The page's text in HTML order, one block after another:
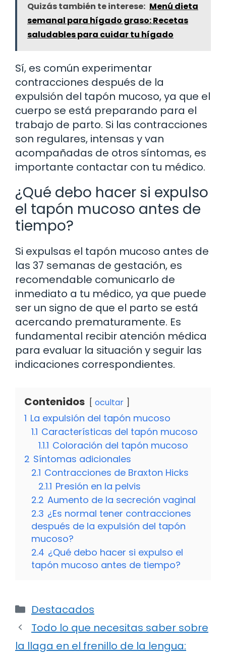
Quizás también te interese: Menú dieta
semanal para hígado graso: Recetas
saludables para cuidar tu hígado
Sí, es común experimentar
contracciones después de la
expulsión del tapón mucoso, ya que el
cuerpo se está preparando para el
trabajo de parto. Si las contracciones
son regulares, intensas y van
acompañadas de otros síntomas, es
importante contactar con tu médico.
¿Qué debo hacer si expulso
el tapón mucoso antes de
tiempo?
Si expulsas el tapón mucoso antes de
las 37 semanas de gestación, es
recomendable comunicarlo de
inmediato a tu médico, ya que puede
ser un signo de que el parto se está
acercando prematuramente. Es
fundamental recibir atención médica
para evaluar la situación y seguir las
indicaciones correspondientes.
Contenidos ocultar
1 La expulsión del tapón mucoso
1.1 Características del tapón mucoso
1.1.1 Coloración del tapón mucoso
2 Síntomas adicionales
2.1 Contracciones de Braxton Hicks
2.1.1 Presión en la pelvis
2.2 Aumento de la secreción vaginal
2.3 ¿Es normal tener contracciones
después de la expulsión del tapón
mucoso?
2.4 ¿Qué debo hacer si expulso el
tapón mucoso antes de tiempo?
Categorías
Destacados
Todo lo que necesitas saber sobre
la llaga en el frenillo de la lengua: